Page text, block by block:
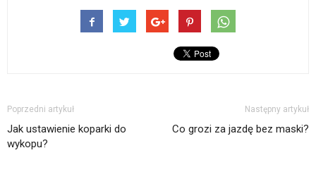
Poprzedni artykuł
Jak ustawienie koparki do
wykopu?
Następny artykuł
Co grozi za jazdę bez maski?